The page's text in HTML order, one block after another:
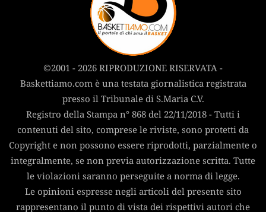
©2001 - 2026 RIPRODUZIONE RISERVATA -
Baskettiamo.com è una testata giornalistica registrata
presso il Tribunale di S.Maria C.V.
Registro della Stampa n° 868 del 22/11/2018 - Tutti i
contenuti del sito, comprese le riviste, sono protetti da
Copyright e non possono essere riprodotti, parzialmente o
integralmente, se non previa autorizzazione scritta. Tutte
le violazioni saranno perseguite a norma di legge.
Le opinioni espresse negli articoli del presente sito
rappresentano il punto di vista dei rispettivi autori che